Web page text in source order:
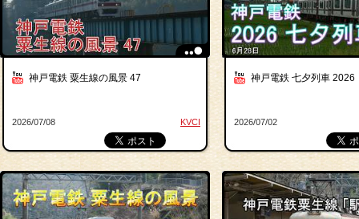
神戸電鉄 粟生線の風景 47
KVCI
2026/07/08
神戸電鉄 七夕列車 2026
2026/07/02